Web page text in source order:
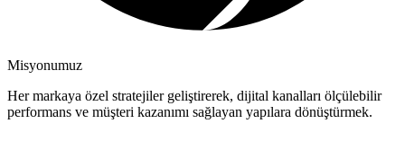
Misyonumuz
Her markaya özel stratejiler geliştirerek, dijital kanalları ölçülebilir
performans ve müşteri kazanımı sağlayan yapılara dönüştürmek.